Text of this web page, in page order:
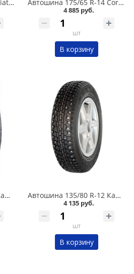
Автошина 175/65 R-14 Viatti Brina Nordico V-522 82T шип в Омске Автошина 175/65 R-14 Cordiant Snow Cross 2 86T шип в Омске
4 885 руб.
шт
В корзину
Автошина 175/65 R-14 Кама 505 82T шип в Омске Автошина 135/80 R-12 Кама 503 68Q шип в Омске
4 135 руб.
шт
В корзину